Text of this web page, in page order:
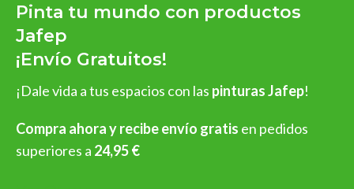
Pinta tu mundo con productos
Jafep
¡Envío Gratuitos!
¡Dale vida a tus espacios con las pinturas Jafep!
Compra ahora y recibe envío gratis en pedidos
superiores a 24,95 €